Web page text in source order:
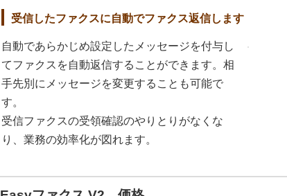
受信したファクスに自動でファクス返信します
自動であらかじめ設定したメッセージを付与し
てファクスを自動返信することができます。相
手先別にメッセージを変更することも可能で
す。
受信ファクスの受領確認のやりとりがなくな
り、業務の効率化が図れます。